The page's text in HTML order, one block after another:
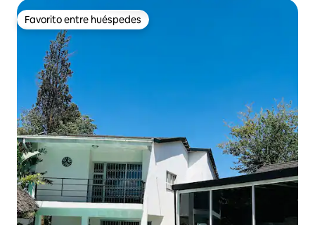
Favorito entre huéspedes
Favorito entre huéspedes